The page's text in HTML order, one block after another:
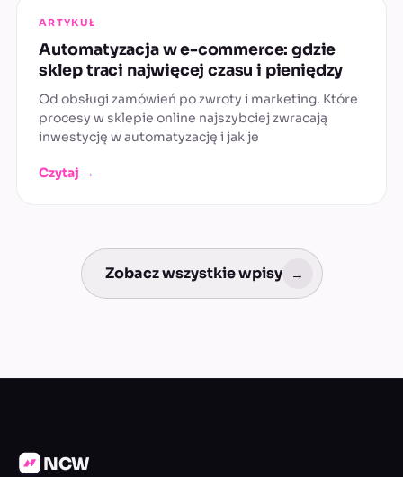
ARTYKUŁ
Automatyzacja w e-commerce: gdzie
sklep traci najwięcej czasu i pieniędzy
Od obsługi zamówień po zwroty i marketing. Które
procesy w sklepie online najszybciej zwracają
inwestycję w automatyzację i jak je
Czytaj →
Zobacz wszystkie wpisy →
NCW